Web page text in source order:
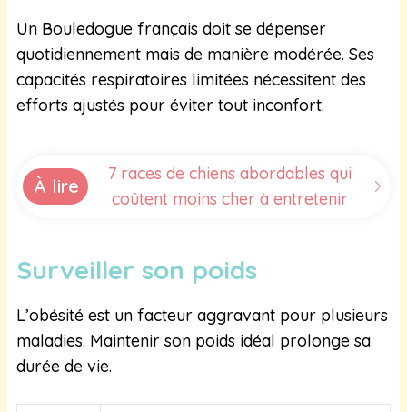
Un Bouledogue français doit se dépenser
quotidiennement mais de manière modérée. Ses
capacités respiratoires limitées nécessitent des
efforts ajustés pour éviter tout inconfort.
À lire
7 races de chiens abordables qui
coûtent moins cher à entretenir
Surveiller son poids
L’obésité est un facteur aggravant pour plusieurs
maladies. Maintenir son poids idéal prolonge sa
durée de vie.